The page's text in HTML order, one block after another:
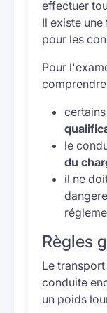
effectuer
Il existe une
pour les
Pour
le
du
il ne
Règles
Le
conduite
un poids